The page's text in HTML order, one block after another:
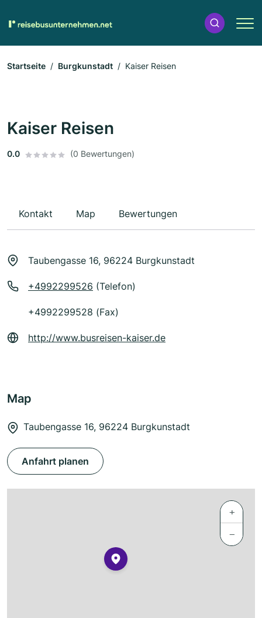
Startseite Burgkunstadt Kaiser Reisen
Kaiser Reisen
0.0 (0 Bewertungen)
Kontakt Map Bewertungen
Taubengasse 16, 96224 Burgkunstadt
+4992299526 (Telefon)
+4992299528 (Fax)
http://www.busreisen-kaiser.de
Map
Taubengasse 16, 96224 Burgkunstadt
Anfahrt planen
+
−